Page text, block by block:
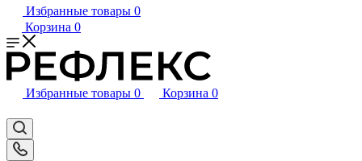
Избранные товары 0
Корзина 0
Избранные товары 0 Корзина 0